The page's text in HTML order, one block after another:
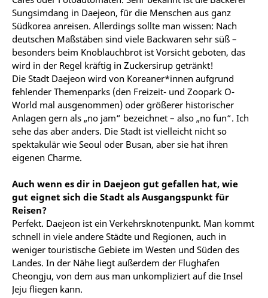
Sungsimdang in Daejeon, für die Menschen aus ganz
Südkorea anreisen. Allerdings sollte man wissen: Nach
deutschen Maßstäben sind viele Backwaren sehr süß –
besonders beim Knoblauchbrot ist Vorsicht geboten, das
wird in der Regel kräftig in Zuckersirup getränkt!
Die Stadt Daejeon wird von Koreaner*innen aufgrund
fehlender Themenparks (den Freizeit- und Zoopark O-
World mal ausgenommen) oder größerer historischer
Anlagen gern als „no jam“ bezeichnet – also „no fun“. Ich
sehe das aber anders. Die Stadt ist vielleicht nicht so
spektakulär wie Seoul oder Busan, aber sie hat ihren
eigenen Charme.
Auch wenn es dir in Daejeon gut gefallen hat, wie
gut eignet sich die Stadt als Ausgangspunkt für
Reisen?
Perfekt. Daejeon ist ein Verkehrsknotenpunkt. Man kommt
schnell in viele andere Städte und Regionen, auch in
weniger touristische Gebiete im Westen und Süden des
Landes. In der Nähe liegt außerdem der Flughafen
Cheongju, von dem aus man unkompliziert auf die Insel
Jeju fliegen kann.